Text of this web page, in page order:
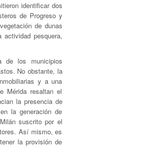
identificar dos
de Progreso y
de dunas
pesquera,
de los municipios
No obstante, la
y a una
Mérida resaltan el
la presencia de
la generación de
suscrito por el
Así mismo, es
la provisión de